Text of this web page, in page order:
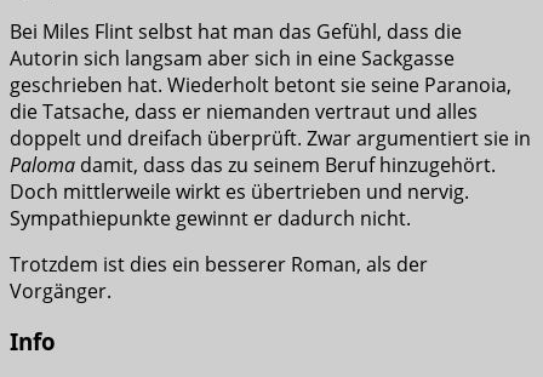
Bei Miles Flint selbst hat man das Gefühl, dass die
Autorin sich langsam aber sich in eine Sackgasse
geschrieben hat. Wiederholt betont sie seine Paranoia,
die Tatsache, dass er niemanden vertraut und alles
doppelt und dreifach überprüft. Zwar argumentiert sie in
Paloma damit, dass das zu seinem Beruf hinzugehört.
Doch mittlerweile wirkt es übertrieben und nervig.
Sympathiepunkte gewinnt er dadurch nicht.
Trotzdem ist dies ein besserer Roman, als der
Vorgänger.
Info